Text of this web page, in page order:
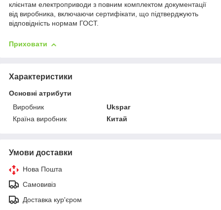
клієнтам електроприводи з повним комплектом документації
від виробника, включаючи сертифікати, що підтверджують
відповідність нормам ГОСТ.
Приховати
Характеристики
Основні атрибути
Виробник
Ukspar
Країна виробник
Китай
Умови доставки
Нова Пошта
Самовивіз
Доставка кур'єром